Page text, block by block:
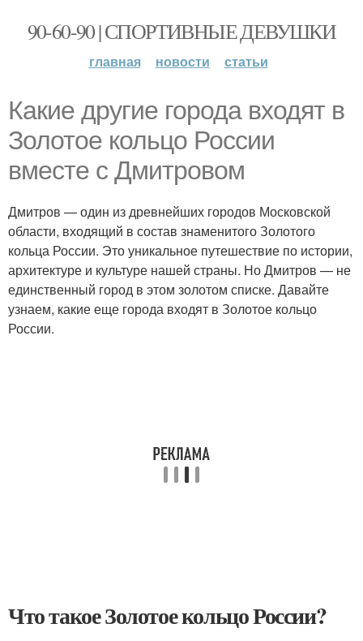
90-60-90 | СПОРТИВНЫЕ ДЕВУШКИ
главная новости статьи
Какие другие города входят в
Золотое кольцо России
вместе с Дмитровом
Дмитров — один из древнейших городов Московской
области, входящий в состав знаменитого Золотого
кольца России. Это уникальное путешествие по истории,
архитектуре и культуре нашей страны. Но Дмитров — не
единственный город в этом золотом списке. Давайте
узнаем, какие еще города входят в Золотое кольцо
России.
Что такое Золотое кольцо России?